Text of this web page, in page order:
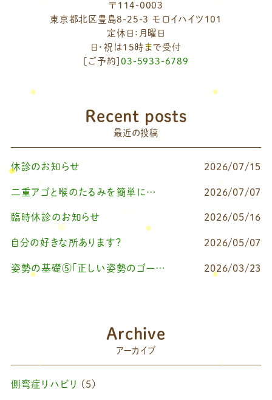
〒114-0003
東京都北区豊島8-25-3 モロイハイツ101
定休日：月曜日
日・祝は15時まで受付
[ご予約]03-5933-6789
Recent posts
最近の投稿
休診のお知らせ 2026/07/15
二重アゴと喉のたるみを簡単に改善したいなら 2026/07/07
臨時休診のお知らせ 2026/05/16
自分の好きな所あります？ 2026/05/07
姿勢の基礎⑤「正しい姿勢のゴールを知る（正しい姿勢とは？）」 2026/03/23
Archive
アーカイブ
側弯症リハビリ (5)